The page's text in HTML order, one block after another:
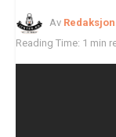
Av
Reading Time: 1 min